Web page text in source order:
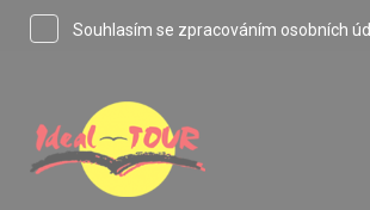
Souhlasím se zpracováním osobních